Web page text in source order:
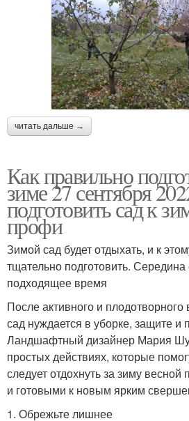
читать дальше →
Как правильно
зиме 27 сентября
подготовить сад к
профи
Зимой сад будет отдыхать, и к
тщательно подготовить.
подходящее время
После активного и плодотворного
сад нуждается в уборке, защите и
Ландшафтный дизайнер Мария
простых действиях, которые
следует отдохнуть за зиму
и готовыми к новым ярким
1. Обрежьте лишнее